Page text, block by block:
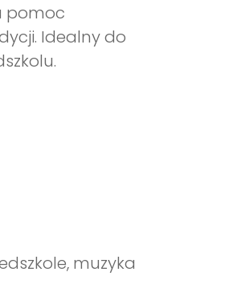
pomoc
Idealny do
muzyka